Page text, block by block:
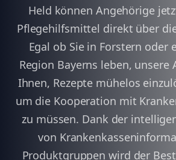
Held können Angehörige
Pflegehilfsmittel direkt über
Egal ob Sie in Forstern oder
Region Bayerns leben, unsere
Ihnen, Rezepte mühelos
um die Kooperation mit
zu müssen. Dank der
von
Produktgruppen wird der